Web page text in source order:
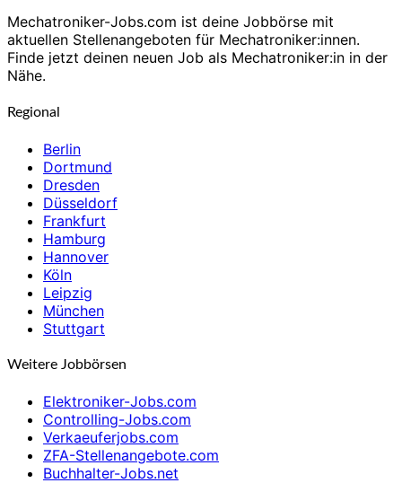
Mechatroniker-Jobs.com ist deine Jobbörse mit
aktuellen Stellenangeboten für Mechatroniker:innen.
Finde jetzt deinen neuen Job als Mechatroniker:in in der
Nähe.
Regional
Berlin
Dortmund
Dresden
Düsseldorf
Frankfurt
Hamburg
Hannover
Köln
Leipzig
München
Stuttgart
Weitere Jobbörsen
Elektroniker-Jobs.com
Controlling-Jobs.com
Verkaeuferjobs.com
ZFA-Stellenangebote.com
Buchhalter-Jobs.net